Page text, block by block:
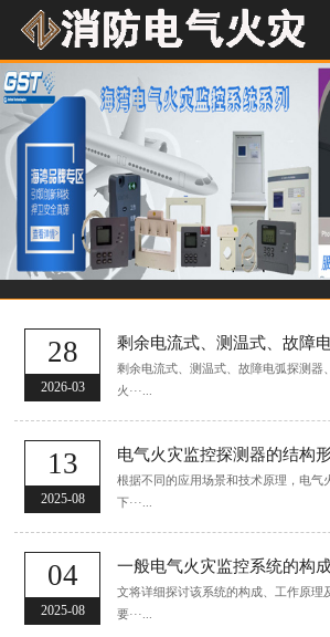
28
2026-03
剩余电流式、测温式、故障电弧探测器
火···...
13
2025-08
根据不同的应用场景和技术原理，电气
下···...
04
2025-08
一般电气火灾监控系统的构
文将详细探讨该系统的构成、工作原理
要···...